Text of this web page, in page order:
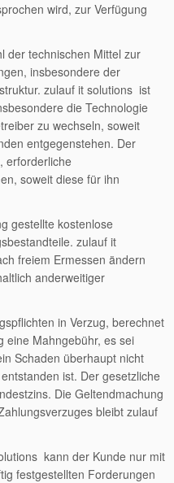
wird, zur Verfügung
der technischen Mittel zur
insbesondere der
zulauf it solutions ist
die Technologie
zu wechseln, soweit
entgegenstehen. Der
erforderliche
soweit diese für ihn
gestellte kostenlose
zulauf it
freiem Ermessen ändern
anderweitiger
in Verzug, berechnet
eine Mahngebühr, es sei
Schaden überhaupt nicht
ist. Der gesetzliche
Die Geltendmachung
bleibt zulauf
kann der Kunde nur mit
festgestellten Forderungen